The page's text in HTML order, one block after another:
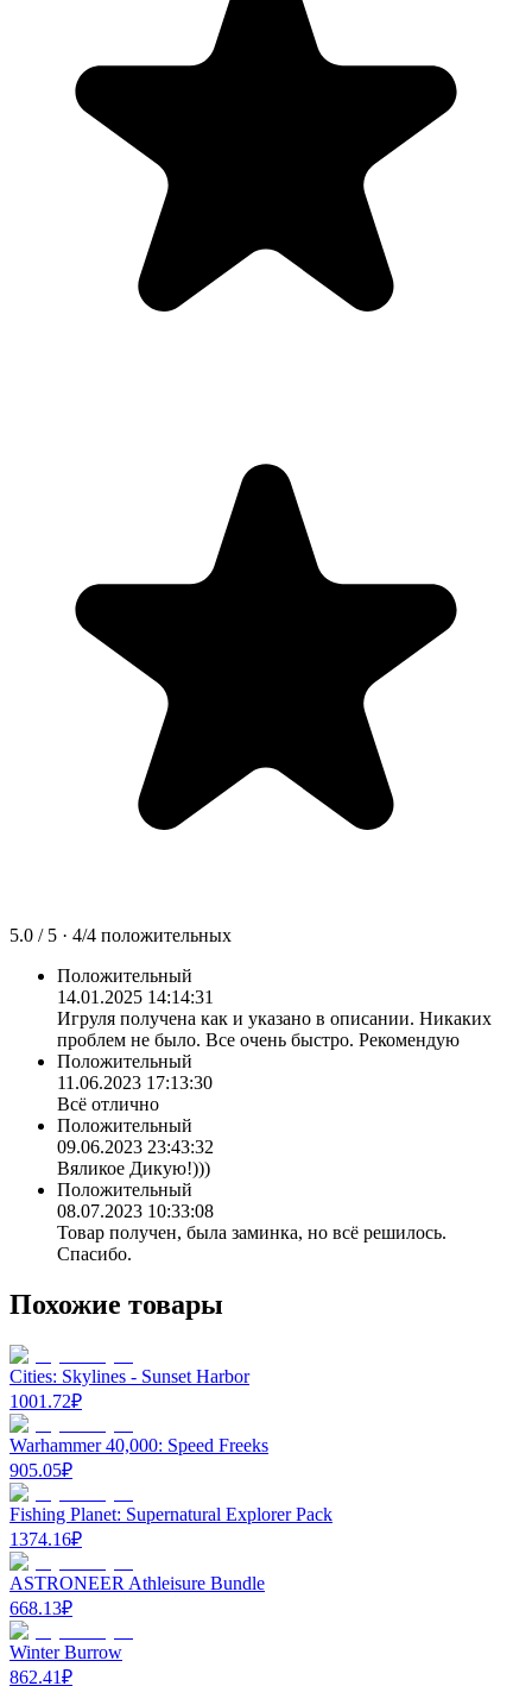
5.0 / 5 · 4/4 положительных
Положительный
14.01.2025 14:14:31
Игруля получена как и указано в описании. Никаких
проблем не было. Все очень быстро. Рекомендую
Положительный
11.06.2023 17:13:30
Всё отлично
Положительный
09.06.2023 23:43:32
Вяликое Дикую!)))
Положительный
08.07.2023 10:33:08
Товар получен, была заминка, но всё решилось.
Спасибо.
Похожие товары
Cities: Skylines - Sunset Harbor
1001.72₽
Warhammer 40,000: Speed Freeks
905.05₽
Fishing Planet: Supernatural Explorer Pack
1374.16₽
ASTRONEER Athleisure Bundle
668.13₽
Winter Burrow
862.41₽